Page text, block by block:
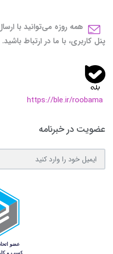
همه روزه می‌توانید با
پنل کاربری، با ما در ارتباط باشید.
https://ble.ir/roobama
عضویت در خبرنامه